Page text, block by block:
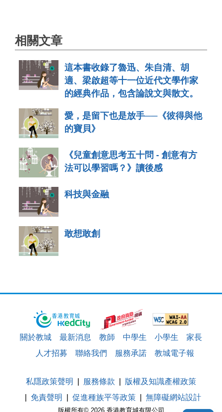
相關文章
這本書收錄了魯迅、朱自清、胡
適、梁啟超等十一位近代文學作家
的經典作品，包含論說文與散文。
愛，是留下也是放手──《彼得與他
的寶貝》
《兒童創意思考五十問 - 創意有方
法可以學習嗎？》讀後感
科技與金融
敢想敢創
關於教城 最新消息 教師 中學生 小學生
家長
人才招募
聯絡我們 服務承諾 教城電子報
版權所有© 2026 香港教育城有限公司
私隱政策聲明 服務條款
版權及知識產權政策
免責聲明
促進種族平等政策 無障礙網站設計